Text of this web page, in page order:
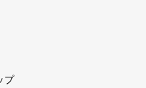
プ